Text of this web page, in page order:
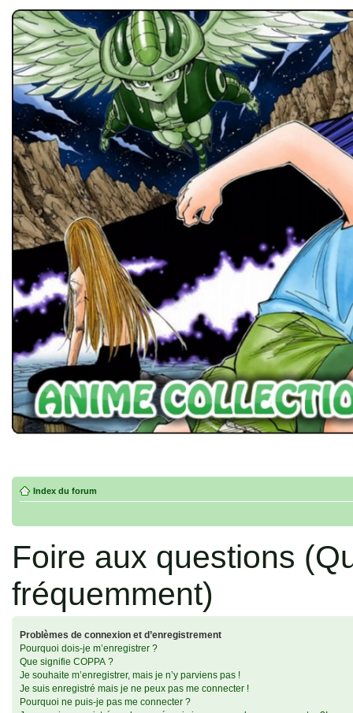
Index du forum
Foire aux questions
fréquemment)
Problèmes de connexion et d’enregistrement
Pourquoi dois-je m’enregistrer ?
Que signifie COPPA ?
Je souhaite m’enregistrer, mais je n’y parviens pas !
Je suis enregistré mais je ne peux pas me connecter !
Pourquoi ne puis-je pas me connecter ?